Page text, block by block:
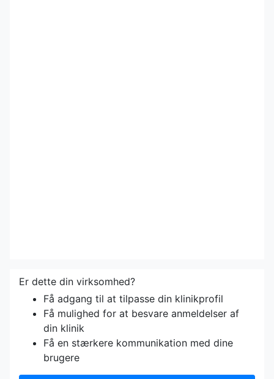
Er dette din virksomhed?
Få adgang til at tilpasse din klinikprofil
Få mulighed for at besvare anmeldelser af
din klinik
Få en stærkere kommunikation med dine
brugere